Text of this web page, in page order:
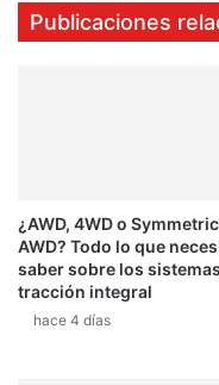
Publicaciones
¿AWD, 4WD o
AWD? Todo lo que
saber sobre los
tracción integral
hace 4 días